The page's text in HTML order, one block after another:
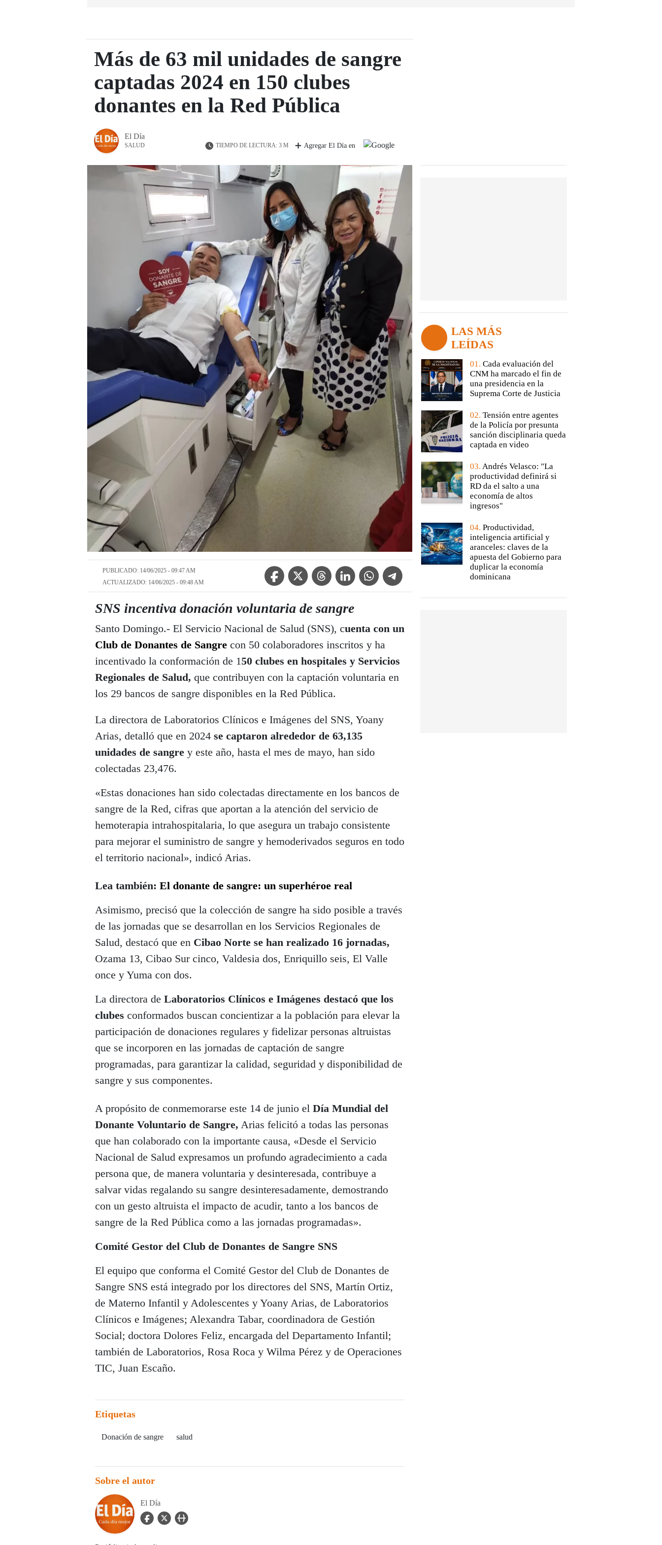
Más de 63 mil unidades de sangre
captadas 2024 en 150 clubes
donantes en la Red Pública
El Día
SALUD TIEMPO DE LECTURA: 3 M Agregar El Día en
PUBLICADO: 14/06/2025 - 09:47 AM
ACTUALIZADO: 14/06/2025 - 09:48 AM
Facebook IconTwitter IconThreads IconLinkedin IconWhatsApp IconTelegram Icon
SNS incentiva donación voluntaria de sangre
Santo Domingo.- El Servicio Nacional de Salud (SNS), cuenta con un
Club de Donantes de Sangre con 50 colaboradores inscritos y ha
incentivado la conformación de 1 50 clubes en hospitales y Servicios
Regionales de Salud, que contribuyen con la captación voluntaria en
los 29 bancos de sangre disponibles en la Red Pública.
La directora de Laboratorios Clínicos e Imágenes del SNS, Yoany
Arias, detalló que en 2024 se captaron alrededor de 63,135
unidades de sangre y este año, hasta el mes de mayo, han sido
colectadas 23,476.
«Estas donaciones han sido colectadas directamente en los bancos de
sangre de la Red, cifras que aportan a la atención del servicio de
hemoterapia intrahospitalaria, lo que asegura un trabajo consistente
para mejorar el suministro de sangre y hemoderivados seguros en todo
el territorio nacional», indicó Arias.
Lea también: El donante de sangre: un superhéroe real
Asimismo, precisó que la colección de sangre ha sido posible a través
de las jornadas que se desarrollan en los Servicios Regionales de
Salud, destacó que en Cibao Norte se han realizado 16 jornadas,
Ozama 13, Cibao Sur cinco, Valdesia dos, Enriquillo seis, El Valle
once y Yuma con dos.
La directora de Laboratorios Clínicos e Imágenes destacó que los
clubes conformados buscan concientizar a la población para elevar la
participación de donaciones regulares y fidelizar personas altruistas
que se incorporen en las jornadas de captación de sangre
programadas, para garantizar la calidad, seguridad y disponibilidad de
sangre y sus componentes.
A propósito de conmemorarse este 14 de junio el Día Mundial del
Donante Voluntario de Sangre, Arias felicitó a todas las personas
que han colaborado con la importante causa, «Desde el Servicio
Nacional de Salud expresamos un profundo agradecimiento a cada
persona que, de manera voluntaria y desinteresada, contribuye a
salvar vidas regalando su sangre desinteresadamente, demostrando
con un gesto altruista el impacto de acudir, tanto a los bancos de
sangre de la Red Pública como a las jornadas programadas».
Comité Gestor del Club de Donantes de Sangre SNS
El equipo que conforma el Comité Gestor del Club de Donantes de
Sangre SNS está integrado por los directores del SNS, Martín Ortiz,
de Materno Infantil y Adolescentes y Yoany Arias, de Laboratorios
Clínicos e Imágenes; Alexandra Tabar, coordinadora de Gestión
Social; doctora Dolores Feliz, encargada del Departamento Infantil;
también de Laboratorios, Rosa Roca y Wilma Pérez y de Operaciones
TIC, Juan Escaño.
Etiquetas
Donación de sangre salud
Sobre el autor
El Día
facebook Icon
twitter Iconuser_url Icon
LAS MÁS
LEÍDAS
01. Cada evaluación del
CNM ha marcado el fin de
una presidencia en la
Suprema Corte de Justicia
02. Tensión entre agentes
de la Policía por presunta
sanción disciplinaria queda
captada en video
03. Andrés Velasco: "La
productividad definirá si
RD da el salto a una
economía de altos
ingresos"
04. Productividad,
inteligencia artificial y
aranceles: claves de la
apuesta del Gobierno para
duplicar la economía
dominicana